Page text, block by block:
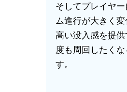
そしてプレイヤ
ム進行が大きく変
高い没入感を提
度も周回したく
す。